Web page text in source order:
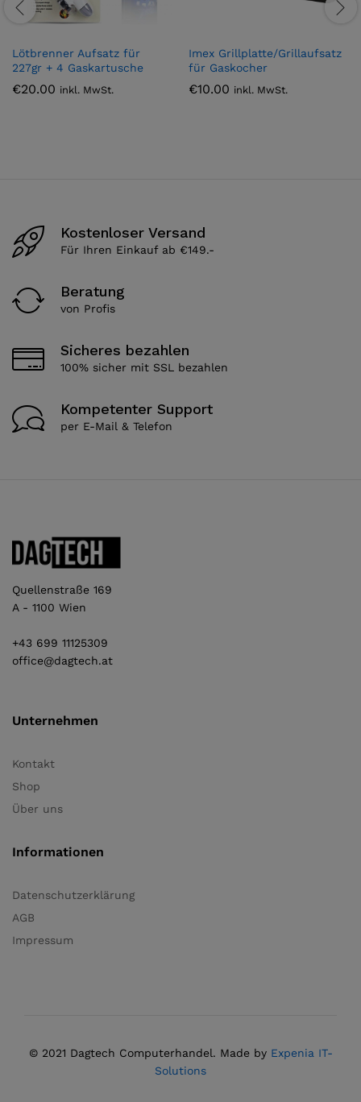
Lötbrenner Aufsatz für
227gr + 4 Gaskartusche
€20.00 inkl. MwSt.
Imex Grillplatte/Grillaufsatz
für Gaskocher
€10.00 inkl. MwSt.
Kostenloser Versand
Für Ihren Einkauf ab €149.-
Beratung
von Profis
Sicheres bezahlen
100% sicher mit SSL bezahlen
Kompetenter Support
per E-Mail & Telefon
Quellenstraße 169
A - 1100 Wien
+43 699 11125309
office@dagtech.at
Unternehmen
Kontakt
Shop
Über uns
Informationen
Datenschutzerklärung
AGB
Impressum
© 2021 Dagtech Computerhandel. Made by Expenia IT-
Solutions